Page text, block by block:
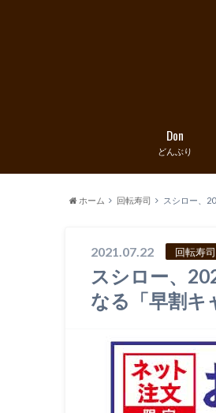
どんぶり
Don
ホーム 回転寿司 スシロー、
2021.07.22 回転寿司
スシロー、
なる「早割キ